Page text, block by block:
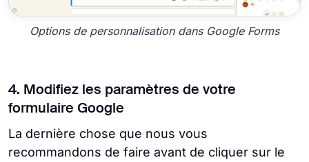
Options de personnalisation dans Google Forms
4. Modifiez les paramètres de votre
formulaire Google
La dernière chose que nous vous
recommandons de faire avant de cliquer sur le